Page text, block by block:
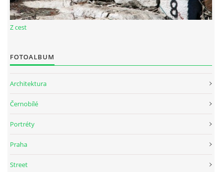
Z cest
FOTOALBUM
Architektura
Černobílé
Portréty
Praha
Street